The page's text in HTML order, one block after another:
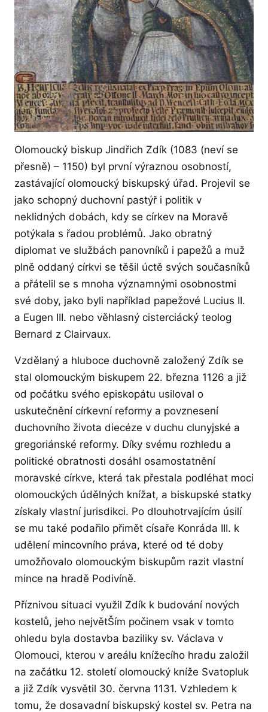
Olomoucký biskup Jindřich Zdík (1083 (neví se
přesně) – 1150) byl první výraznou osobností,
zastávající olomoucký biskupský úřad. Projevil se
jako schopný duchovní pastýř i politik v
neklidných dobách, kdy se církev na Moravě
potýkala s řadou problémů. Jako obratný
diplomat ve službách panovníků i papežů a muž
plně oddaný církvi se těšil úctě svých současníků
a přátelil se s mnoha významnými osobnostmi
své doby, jako byli například papežové Lucius II.
a Eugen III. nebo věhlasný cisterciácký teolog
Bernard z Clairvaux.
Vzdělaný a hluboce duchovně založený Zdík se
stal olomouckým biskupem 22. března 1126 a již
od počátku svého episkopátu usiloval o
uskutečnění církevní reformy a povznesení
duchovního života diecéze v duchu clunyjské a
gregoriánské reformy. Díky svému rozhledu a
politické obratnosti dosáhl osamostatnění
moravské církve, která tak přestala podléhat moci
olomouckých údělných knížat, a biskupské statky
získaly vlastní jurisdikci. Po dlouhotrvajícím úsilí
se mu také podařilo přimět císaře Konráda III. k
udělení mincovního práva, které od té doby
umožňovalo olomouckým biskupům razit vlastní
mince na hradě Podivíně.
Příznivou situaci využil Zdík k budování nových
kostelů, jeho největŠím počinem vsak v tomto
ohledu byla dostavba baziliky sv. Václava v
Olomouci, kterou v areálu knížecího hradu založil
na začátku 12. století olomoucký kníže Svatopluk
a již Zdík vysvětil 30. června 1131. Vzhledem k
tomu, že dosavadní biskupský kostel sv. Petra na